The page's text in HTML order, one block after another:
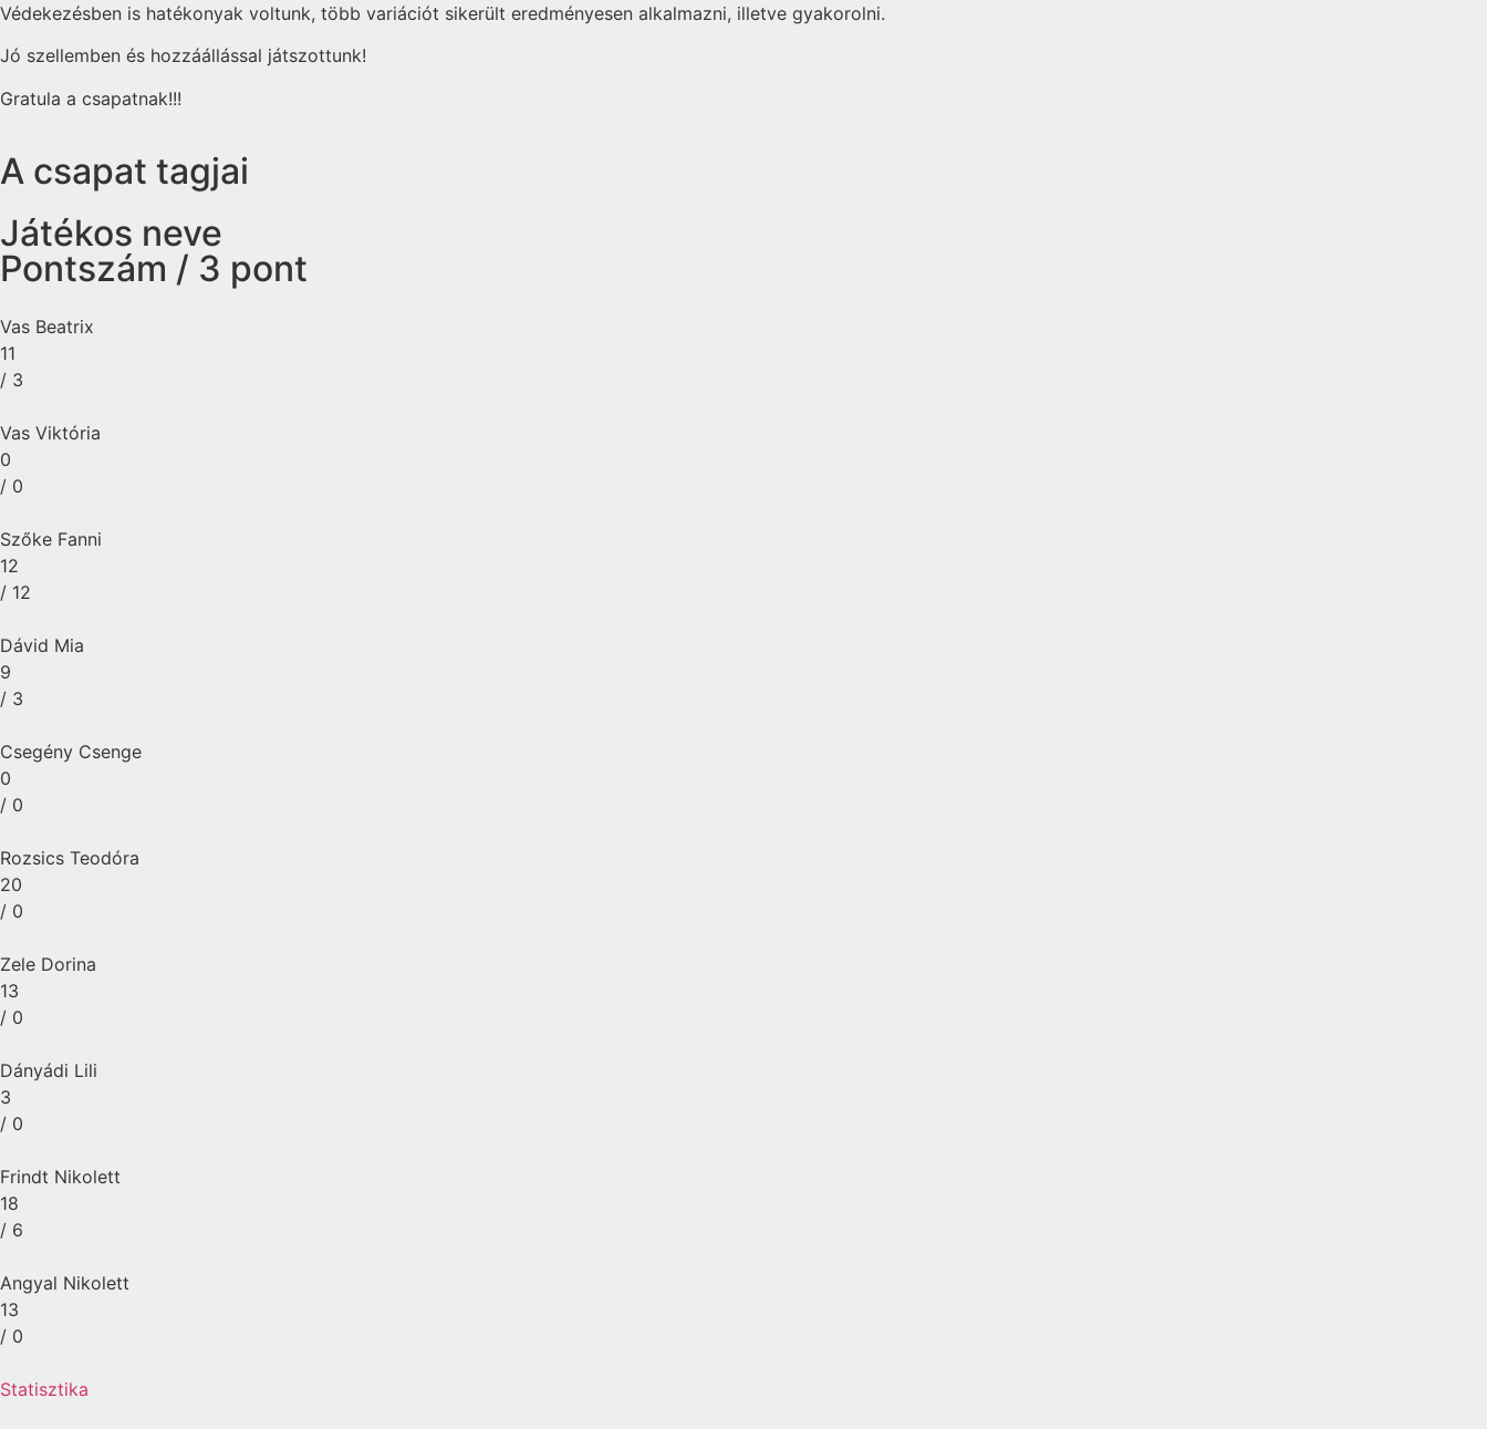
Védekezésben is hatékonyak voltunk, több variációt sikerült eredményesen alkalmazni, illetve gyakorolni.
Jó szellemben és hozzáállással játszottunk!
Gratula a csapatnak!!!
A csapat tagjai
Játékos neve
Pontszám / 3 pont
Vas Beatrix
11
/ 3
Vas Viktória
0
/ 0
Szőke Fanni
12
/ 12
Dávid Mia
9
/ 3
Csegény Csenge
0
/ 0
Rozsics Teodóra
20
/ 0
Zele Dorina
13
/ 0
Dányádi Lili
3
/ 0
Frindt Nikolett
18
/ 6
Angyal Nikolett
13
/ 0
Statisztika